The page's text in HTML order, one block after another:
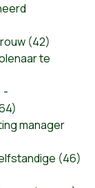
(42)
te
-
manager
(46)